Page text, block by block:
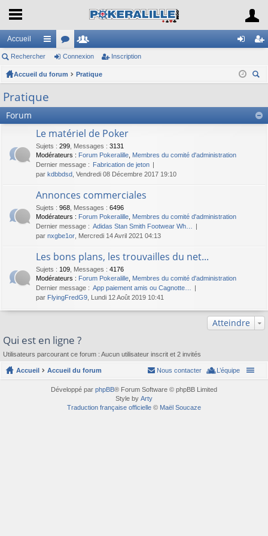
Accueil
ac
co
or
u
e
m ne cri
on
Rechercher Connexion Inscription
Accueil du forum
Pratique
ch
Pratique
Forum
Le matériel de Poker
Sujets : 299 Messages : 3131
Modérateurs : Forum Pokeralille Membres du comité d'administration
Dernier message : Fabrication de jeton
par kdbbdsd , Vendredi 08 Décembre 2017 19:10
Annonces commerciales
Sujets : 968 Messages : 6496
Modérateurs : Forum Pokeralille Membres du comité d'administration
Dernier message : Adidas Stan Smith Footwear Wh…
par nxgbe1or , Mercredi 14 Avril 2021 04:13
Les bons plans, les trouvailles du net...
Sujets : 109 Messages : 4176
Modérateurs : Forum Pokeralille Membres du comité d'administration
Dernier message : App paiement amis ou Cagnotte…
par FlyingFredG9 , Lundi 12 Août 2019 10:41
Atteindre
Qui est en ligne ?
Utilisateurs parcourant ce forum : Aucun utilisateur inscrit et 2 invités
Accueil Accueil du forum L’équipe
Nous contacter
Développé par phpBB® Forum Software © phpBB Limited
Style by Arty
Traduction française officielle © Maël Soucaze